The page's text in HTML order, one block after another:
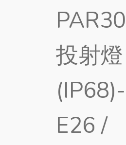
PAR30
投射燈
(IP68)-
E26 /